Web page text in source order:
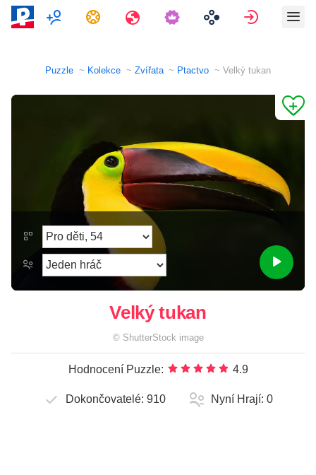
Hra pro více hráčů
Úkoly Cesty Přihlásit
Puzzle Kolekce Zvířata Ptactvo Velký tukan
Velký tukan
© ShutterStock image
Hodnocení Puzzle: 4.9
Dokončovatelé: 910 Nyní Hrají: 0